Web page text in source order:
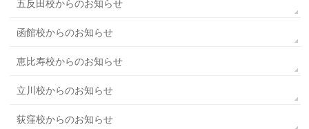
五反田校からのお知らせ
函館校からのお知らせ
恵比寿校からのお知らせ
立川校からのお知らせ
荻窪校からのお知らせ